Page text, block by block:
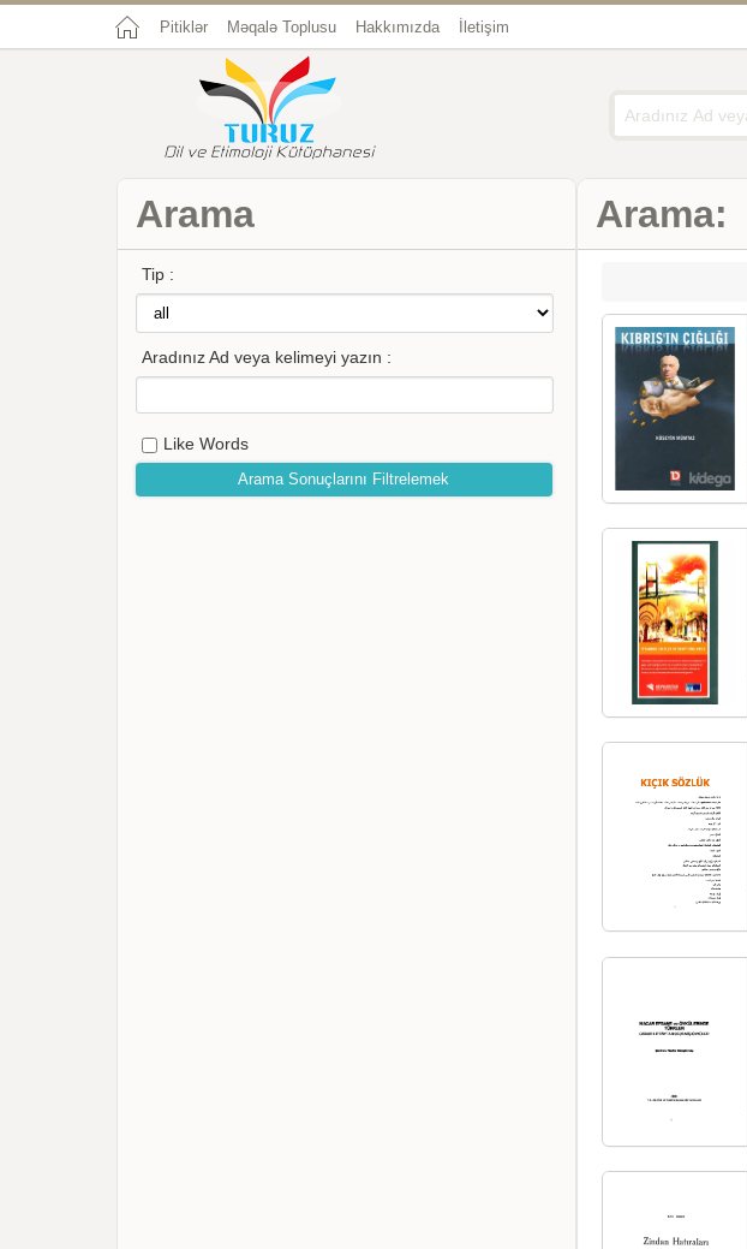
Pitiklər Məqalə Toplusu Hakkımızda İletişim
Arama:
Arama
Tip :
Aradınız Ad veya kelimeyi yazın :
Like Words